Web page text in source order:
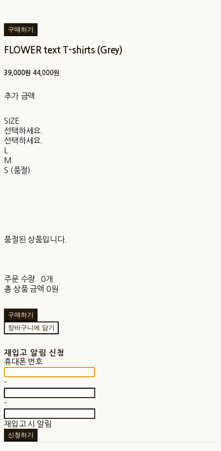
구매하기
FLOWER text T-shirts (Grey)
39,000원 44,000원
추가 금액
SIZE
선택하세요.
선택하세요.
M
S (품절)
품절된 상품입니다.
주문 수량
0개
총 상품 금액 0원
구매하기
장바구니에 담기
재입고 알림 신청
휴대폰 번호
-
-
재입고 시 알림
신청하기